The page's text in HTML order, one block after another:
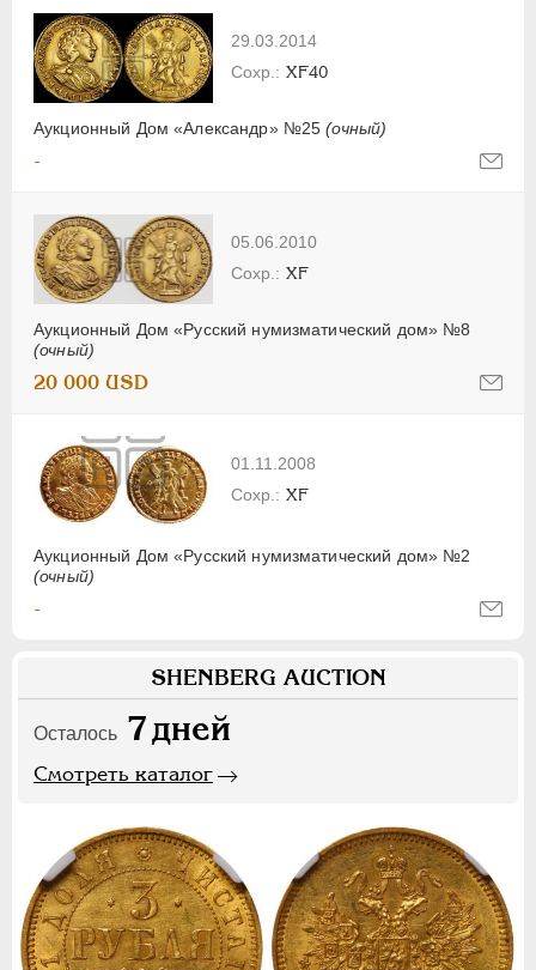
29.03.2014
Аукционный Дом «Александр» №25(очный)
XF40
-
05.06.2010
Аукционный Дом «Русский нумизматический дом» №8
(очный)
XF
20 000 USD
01.11.2008
Аукционный Дом «Русский нумизматический дом» №2
(очный)
XF
-
SHENBERG AUCTION
Осталось 7дней
Смотреть каталог